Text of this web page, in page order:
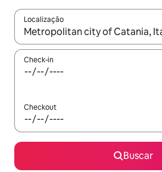
Localização
Quando os resultados estiverem
Check-in
Checkout
Buscar